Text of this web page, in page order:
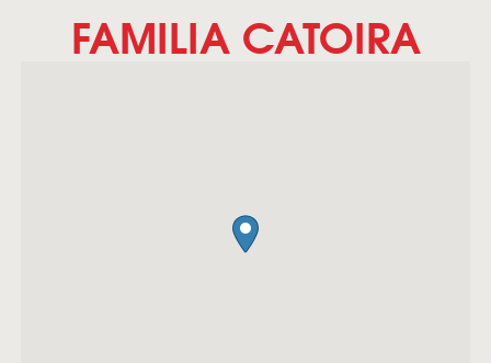
FAMILIA CATOIRA